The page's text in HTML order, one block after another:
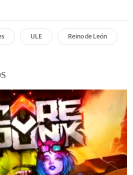
ULE Reino de León